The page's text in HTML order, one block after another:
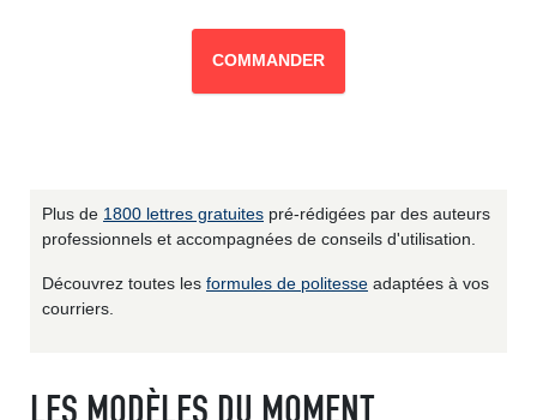
COMMANDER
Plus de 1800 lettres gratuites pré-rédigées par des auteurs
professionnels et accompagnées de conseils d'utilisation.
Découvrez toutes les formules de politesse adaptées à vos
courriers.
LES MODÈLES DU MOMENT